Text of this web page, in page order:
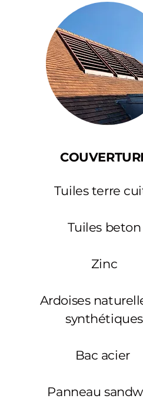
Tuiles terre
Tuiles beton
Zinc​
Ardoises
synthétiques
Bac acier
Panneau